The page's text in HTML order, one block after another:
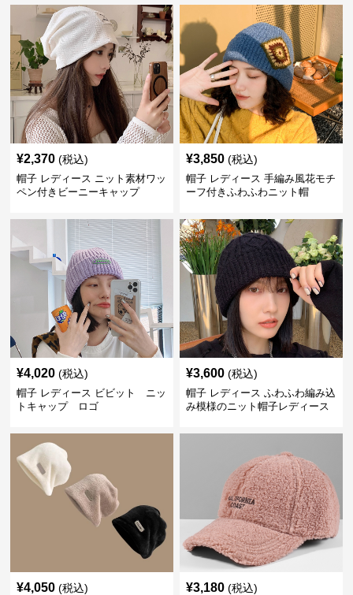
¥2,370 (税込)
帽子 レディース ニット素材ワッ
ペン付きビーニーキャップ
¥3,850 (税込)
帽子 レディース 手編み風花モチ
ーフ付きふわふわニット帽
¥4,020 (税込)
帽子 レディース ビビット ニッ
トキャップ ロゴ
¥3,600 (税込)
帽子 レディース ふわふわ編み込
み模様のニット帽子レディース
¥4,050 (税込) ¥3,180 (税込)